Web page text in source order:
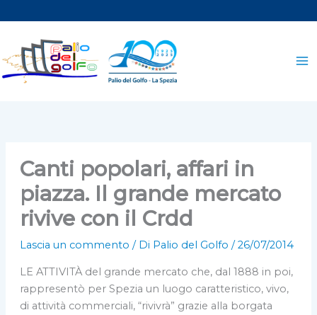
al
contenuto
Canti popolari, affari in
piazza. Il grande mercato
rivive con il Crdd
Lascia un commento / Di Palio del Golfo /26/07/2014
LE ATTIVITÀ del grande mercato che, dal 1888 in poi,
rappresentò per Spezia un luogo caratteristico, vivo,
di attività commerciali, “rivivrà” grazie alla borgata